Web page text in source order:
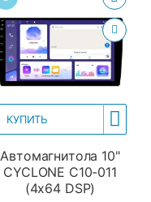
КУПИТЬ
Автомагнитола 10"
CYCLONE C10-011
(4x64 DSP)